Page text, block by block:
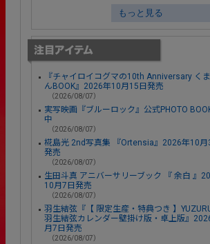
もっと見る
『チャイロイコグマの10th Anniversary く
んBOOK』2026年10月15日発売
（2026/08/07）
実写映画『ブルーロック』公式PHOTO
中
（2026/08/07）
椛島光 2nd写真集 『Ortensia』2026年10月
発売
（2026/08/07）
生田斗真 アニバーサリーブック 『 余白 』
10月7日発売
（2026/08/07）
羽生結弦『【 限定生産・特典つき 】
羽生結弦カレンダー壁掛け版・卓上版』
月7日発売
（2026/08/07）